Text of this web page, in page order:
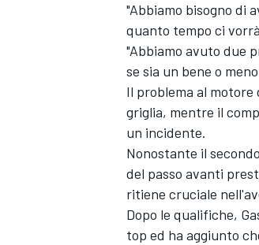
"Abbiamo bisogno di
quanto tempo ci
"Abbiamo avuto due
se sia un bene o
Il problema al
griglia, mentre il
un incidente.
Nonostante il
del passo avanti
ritiene cruciale
Dopo le qualifiche,
top ed ha aggiunto